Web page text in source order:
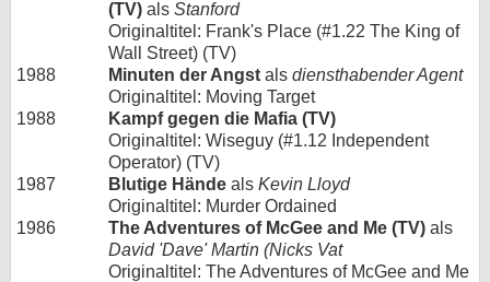
(TV) als Stanford
Originaltitel: Frank's Place (#1.22 The King of
Wall Street) (TV)
1988
Minuten der Angst als diensthabender Agent
Originaltitel: Moving Target
1988
Kampf gegen die Mafia (TV)
Originaltitel: Wiseguy (#1.12 Independent
Operator) (TV)
1987
Blutige Hände als Kevin Lloyd
Originaltitel: Murder Ordained
1986
The Adventures of McGee and Me (TV) als
David 'Dave' Martin (Nicks Vat
Originaltitel: The Adventures of McGee and Me